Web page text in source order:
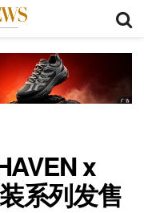
x
系列发售